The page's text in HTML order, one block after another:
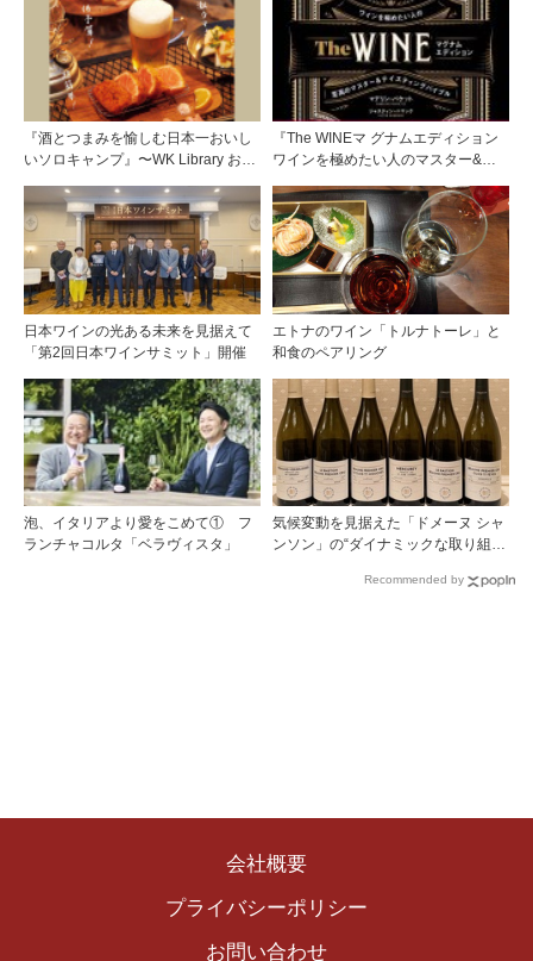
『酒とつまみを愉しむ日本一おいし
いソロキャンプ』〜WK Library お勧
『The WINEマ グナムエディション
ワインを極めたい人のマスター&テ
Library お勧めブックガイド〜
日本ワインの光ある未来を見据えて
「第2回日本ワインサミット」開催
エトナのワイン「トルナトーレ」と
和食のペアリング
泡、イタリアより愛をこめて① フ
ランチャコルタ「ベラヴィスタ」
気候変動を見据えた「ドメーヌ シャ
ンソン」の“ダイナミックな取り組
Recommended by
会社概要
プライバシーポリシー
お問い合わせ